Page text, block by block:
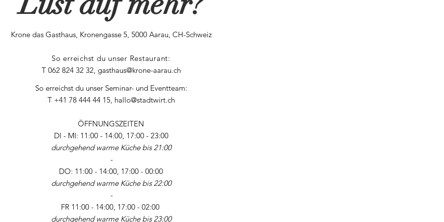
Krone das Gasthaus, Kronengasse 5, 5000 Aarau, CH-Schweiz
So erreichst du unser Restaurant:
T 062 824 32 32, gasthaus@krone-aarau.ch
So erreichst du unser Seminar- und Eventteam:
T +41 78 444 44 15, hallo@stadtwirt.ch
ÖFFNUNGSZEITEN
DI - MI: 11:00 - 14:00, 17:00 - 23:00
durchgehend warme Küche bis 21:00
-
DO: 11:00 - 14:00, 17:00 - 00:00
durchgehend warme Küche bis 22:00
-
FR 11:00 - 14:00, 17:00 - 02:00
durchgehend warme Küche bis 23:00